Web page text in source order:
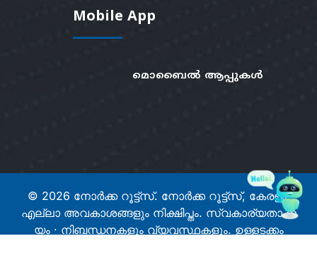
Mobile App
മൊബൈൽ ആപ്പുകൾ
© 2026 നോർക്ക റൂട്ട്സ്. നോർക്ക റൂട്ട്സ്, കേരളം.
എല്ലാ അവകാശങ്ങളും നിക്ഷിപ്തം. സ്വകാര്യതാ ന
യം · നിബന്ധനകളും വ്യവസ്ഥകളും. ഉള്ളടക്കം